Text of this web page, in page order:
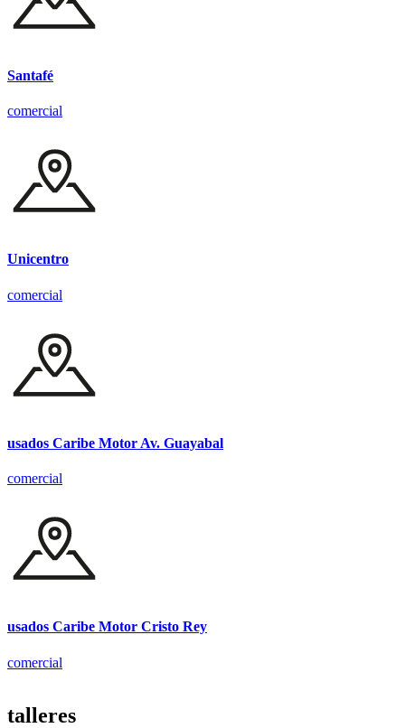
Santafé
comercial
Unicentro
comercial
usados Caribe Motor Av. Guayabal
comercial
usados Caribe Motor Cristo Rey
comercial
talleres